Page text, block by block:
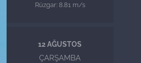
Rüzgar: 8.81 m/s
12 AĞUSTOS
ÇARŞAMBA